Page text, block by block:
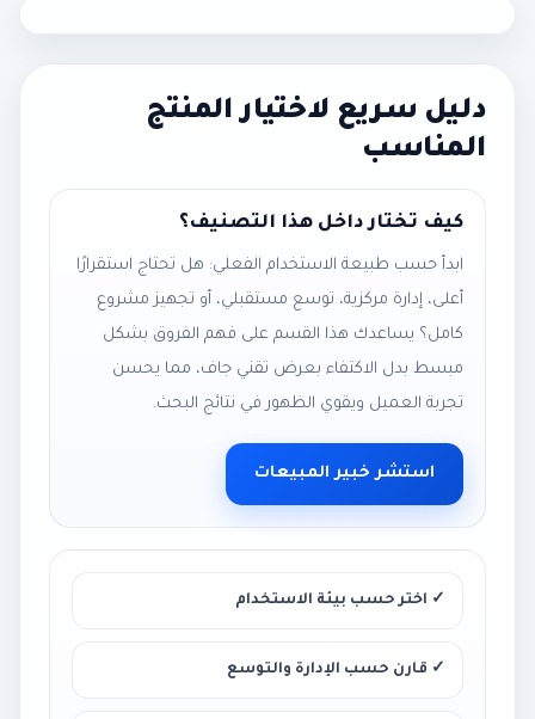
دليل سريع لاختيار المنتج
المناسب
كيف تختار داخل هذا التصنيف؟
ابدأ حسب طبيعة الاستخدام الفعلي: هل تحتاج استقرارًا
أعلى، إدارة مركزية، توسع مستقبلي، أو تجهيز مشروع
كامل؟ يساعدك هذا القسم على فهم الفروق بشكل
مبسط بدل الاكتفاء بعرض تقني جاف، مما يحسن
تجربة العميل ويقوي الظهور في نتائج البحث.
استشر خبير المبيعات
✓ اختر حسب بيئة الاستخدام
✓ قارن حسب الإدارة والتوسع